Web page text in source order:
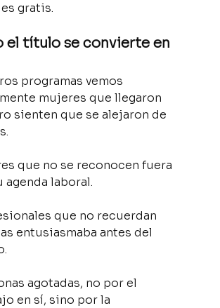
gratis.
el título se convierte en
programas vemos
mujeres que llegaron
sienten que se alejaron de
que no se reconocen fuera
agenda laboral.
que no recuerdan
entusiasmaba antes del
agotadas, no por el
en sí, sino por la